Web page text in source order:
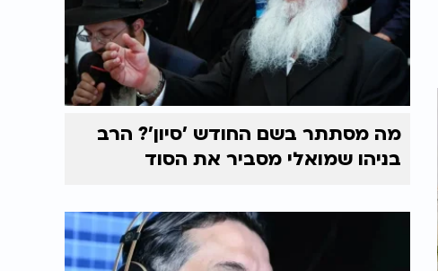
מה מסתתר בשם החודש 'סיון'? הרב
בניהו שמואלי מסביר את הסוד